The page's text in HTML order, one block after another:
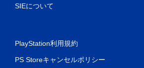
SIEについて
PlayStation利用規約
PS Storeキャンセルポリシー